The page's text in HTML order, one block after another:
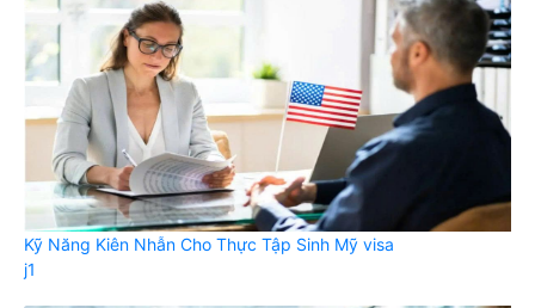
Kỹ Năng Kiên Nhẫn Cho Thực Tập Sinh Mỹ visa
j1